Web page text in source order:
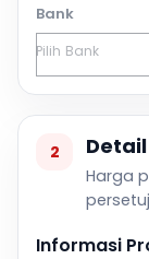
Bank
2
Harga
Informasi